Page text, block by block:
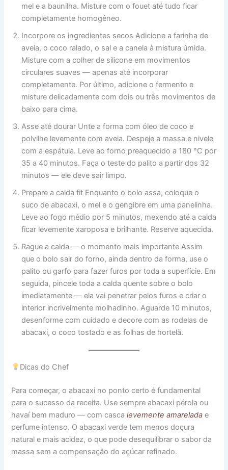
mel e a baunilha. Misture com o fouet até tudo ficar
completamente homogêneo.
Incorpore os ingredientes secos Adicione a farinha de
aveia, o coco ralado, o sal e a canela à mistura úmida.
Misture com a colher de silicone em movimentos
circulares suaves — apenas até incorporar
completamente. Por último, adicione o fermento e
misture delicadamente com dois ou três movimentos de
baixo para cima.
Asse até dourar Unte a forma com óleo de coco e
polvilhe levemente com aveia. Despeje a massa e nivele
com a espátula. Leve ao forno preaquecido a 180 °C por
35 a 40 minutos. Faça o teste do palito a partir dos 32
minutos — ele deve sair limpo.
Prepare a calda fit Enquanto o bolo assa, coloque o
suco de abacaxi, o mel e o gengibre em uma panelinha.
Leve ao fogo médio por 5 minutos, mexendo até a calda
ficar levemente xaroposa e brilhante. Reserve aquecida.
Rague a calda — o momento mais importante Assim
que o bolo sair do forno, ainda dentro da forma, use o
palito ou garfo para fazer furos por toda a superfície. Em
seguida, pincele toda a calda quente sobre o bolo
imediatamente — ela vai penetrar pelos furos e criar o
interior incrivelmente molhadinho. Aguarde 10 minutos,
desenforme com cuidado e decore com as rodelas de
abacaxi, o coco tostado e as folhas de hortelã.
Dicas do Chef
Para começar, o abacaxi no ponto certo é fundamental
para o sucesso da receita. Use sempre abacaxi pérola ou
havaí bem maduro — com cascalevemente amarelada e
perfume intenso. O abacaxi verde tem menos doçura
natural e mais acidez, o que pode desequilibrar o sabor da
massa sem a compensação do açúcar refinado.